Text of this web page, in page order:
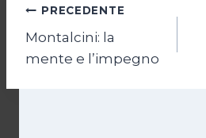
Navigazione
articoli
PRECEDENTE
Montalcini: la
mente e l’impegno